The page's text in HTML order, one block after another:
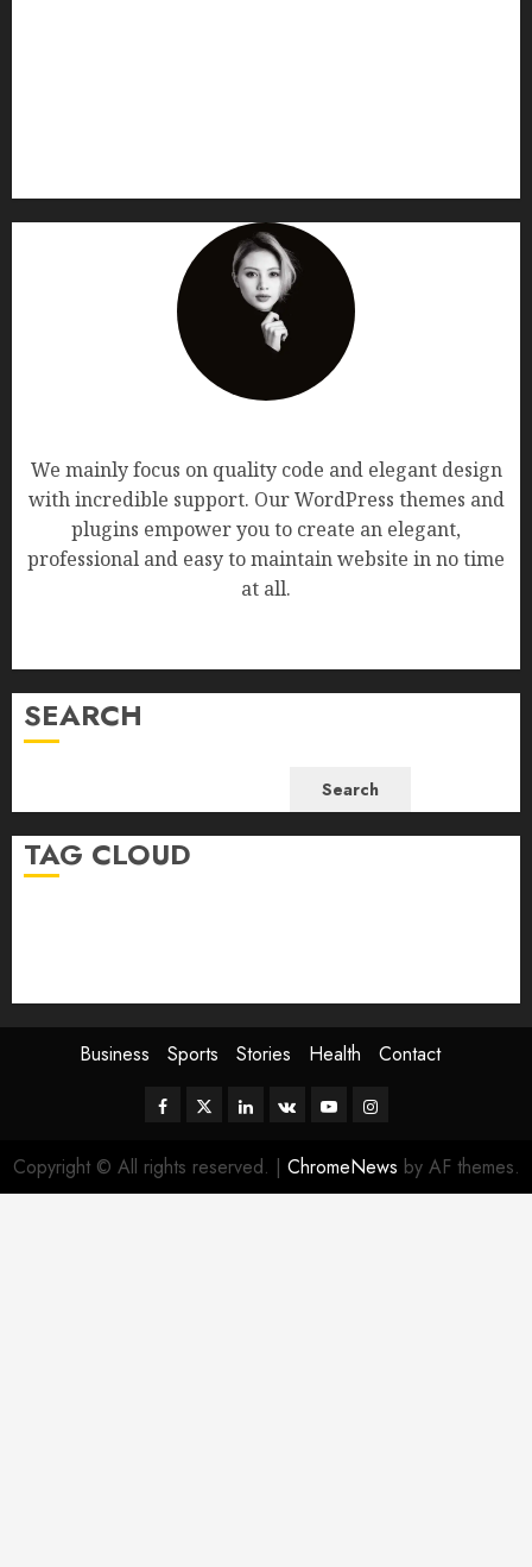
We mainly focus on quality code and elegant design
with incredible support. Our WordPress themes and
plugins empower you to create an elegant,
professional and easy to maintain website in no time
at all.
SEARCH
Search
TAG CLOUD
Business Sports Stories Health Contact
Facebook
TwitterLinkedin
VK YoutubeInstagram
Copyright © All rights reserved. | ChromeNews by AF themes.